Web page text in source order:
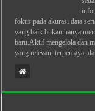
fokus pada akurasi data
yang baik bukan hanya
baru.Aktif mengelola dan
yang relevan, terpercaya,